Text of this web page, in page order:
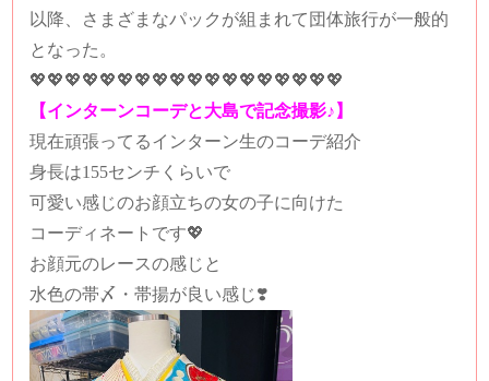
以降、さまざまなパックが組まれて団体旅行が一般的
となった。
💖💖💖💖💖💖💖💖💖💖💖💖💖💖💖💖💖💖
【インターンコーデと大島で記念撮影♪】
現在頑張ってるインターン生のコーデ紹介
身長は155センチくらいで
可愛い感じのお顔立ちの女の子に向けた
コーディネートです💖
お顔元のレースの感じと
水色の帯〆・帯揚が良い感じ❣️